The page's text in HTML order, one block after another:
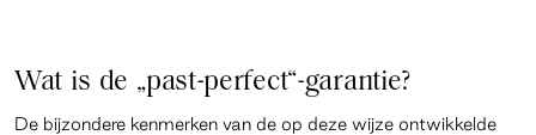
Wat is de „past-perfect“-garantie?
De bijzondere kenmerken van de op deze wijze ontwikkelde